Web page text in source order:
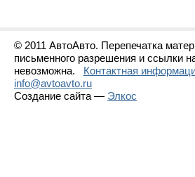
© 2011 АвтоАвто. Перепечатка
письменного разрешения и ссылки
невозможна.
Контактная
info@avtoavto.ru
Создание сайта — Элкос